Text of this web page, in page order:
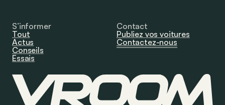
S’informer
Tout
Actus
Conseils
Essais
Contact
Publiez vos voitures
Contactez-nous